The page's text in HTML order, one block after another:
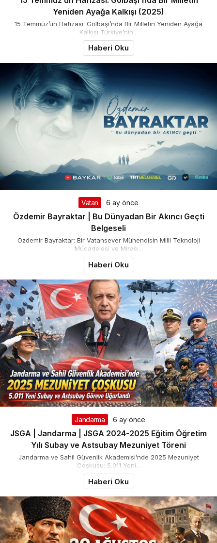
Yeniden Ayağa Kalkışı (2025)
15 Temmuz’un Hafızası: Gölbaşı’nda Bir Milletin Yeniden Ayağa
Kalkışı Türkiye’nin...
Haberi Oku
Vatan 6 ay önce
Özdemir Bayraktar | Bu Dünyadan Bir Akıncı Geçti
Belgeseli
Özdemir Bayraktar: Bir Vatansever Mühendisin Milli Teknoloji
Mücadelesi ve Mirası...
Haberi Oku
Jandarma 6 ay önce
JSGA | Jandarma | JSGA 2024-2025 Eğitim Öğretim
Yılı Subay ve Astsubay Mezuniyet Töreni
Jandarma ve Sahil Güvenlik Akademisi’nde 2025 Mezuniyet
Coşkusu: 5.011 Yeni...
Haberi Oku